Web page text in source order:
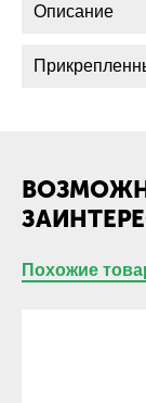
кабеля без
наконечника:
Габариты
Описание
Похожие